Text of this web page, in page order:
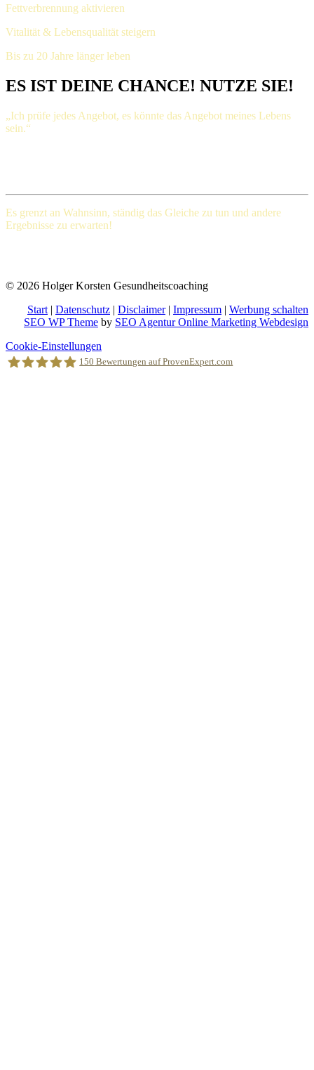
Fettverbrennung aktivieren
Vitalität & Lebensqualität steigern
Bis zu 20 Jahre länger leben
ES IST DEINE CHANCE! NUTZE SIE!
„Ich prüfe jedes Angebot, es könnte das Angebot meines Lebens
sein.“
Es grenzt an Wahnsinn, ständig das Gleiche zu tun und andere
Ergebnisse zu erwarten!
© 2026 Holger Korsten Gesundheitscoaching
Start | Datenschutz | Disclaimer| Impressum | Werbung schalten
SEO WP Theme by SEO Agentur Online Marketing Webdesign
Nach
oben
scrollen
Cookie-Einstellungen
150 Bewertungen auf ProvenExpert.com